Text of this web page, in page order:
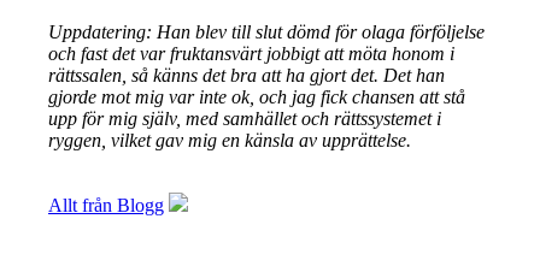
Uppdatering: Han blev till slut dömd för olaga förföljelse
och fast det var fruktansvärt jobbigt att möta honom i
rättssalen, så känns det bra att ha gjort det. Det han
gjorde mot mig var inte ok, och jag fick chansen att stå
upp för mig själv, med samhället och rättssystemet i
ryggen, vilket gav mig en känsla av upprättelse.
Allt från Blogg